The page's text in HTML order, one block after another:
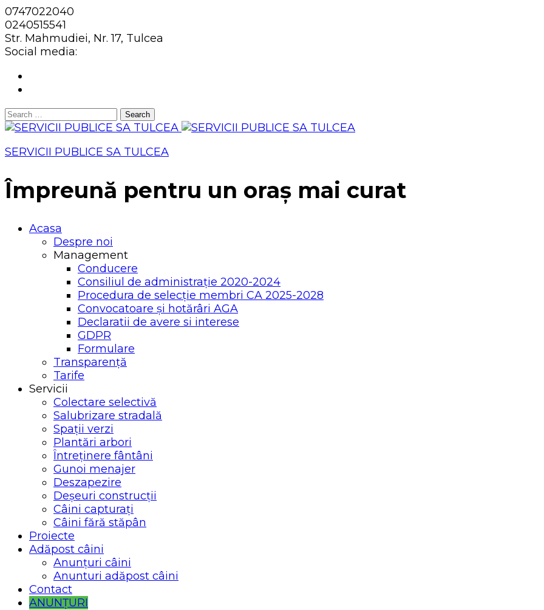
0747022040
0240515541
Str. Mahmudiei, Nr. 17, Tulcea
Social media:
Search
for:
SERVICII PUBLICE SA TULCEA
Împreună pentru un oraș mai curat
Acasa
Despre noi
Management
Conducere
Consiliul de administrație 2020-2024
Procedura de selecție membri CA 2025-2028
Convocatoare și hotărâri AGA
Declaratii de avere si interese
GDPR
Formulare
Transparență
Tarife
Servicii
Colectare selectivă
Salubrizare stradală
Spații verzi
Plantări arbori
Întreținere fântâni
Gunoi menajer
Deszapezire
Deșeuri construcții
Câini capturați
Câini fără stăpân
Proiecte
Adăpost câini
Anunțuri câini
Anunturi adăpost câini
Contact
ANUNȚURI